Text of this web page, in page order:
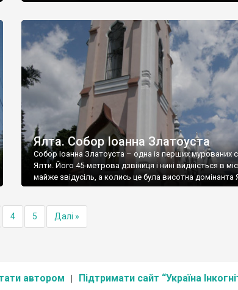
Ялта. Собор Іоанна Златоуста
Собор Іоанна Златоуста – одна із перших мурованих
Ялти. Його 45-метрова дзвіниця і нині видніється в
майже звідусіль, а колись це була висотна домінанта
4 5 Далі »
автором Підтримати сайт “Україна